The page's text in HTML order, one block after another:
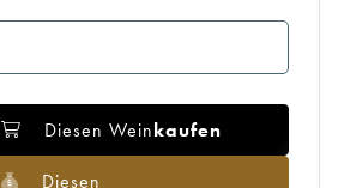
Diesen Weinkaufen
Diesen